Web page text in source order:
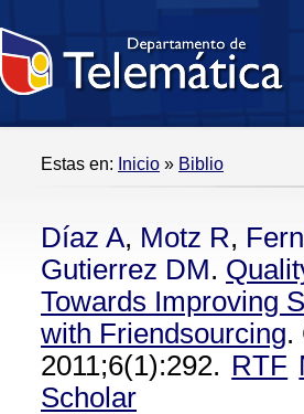
Estas en: Inicio » Biblio
Díaz A, Motz R,
Gutierrez DM.
Towards Improving
with Friendsourcing.
2011;6(1):292. RTF
Scholar